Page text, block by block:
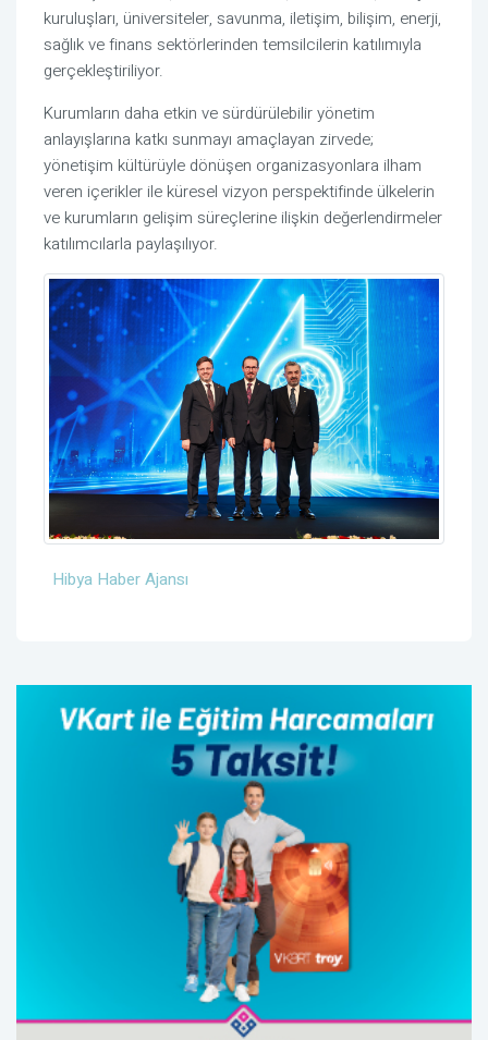
kuruluşları, üniversiteler, savunma, iletişim, bilişim, enerji,
sağlık ve finans sektörlerinden temsilcilerin katılımıyla
gerçekleştiriliyor.
Kurumların daha etkin ve sürdürülebilir yönetim
anlayışlarına katkı sunmayı amaçlayan zirvede;
yönetişim kültürüyle dönüşen organizasyonlara ilham
veren içerikler ile küresel vizyon perspektifinde ülkelerin
ve kurumların gelişim süreçlerine ilişkin değerlendirmeler
katılımcılarla paylaşılıyor.
Hibya Haber Ajansı